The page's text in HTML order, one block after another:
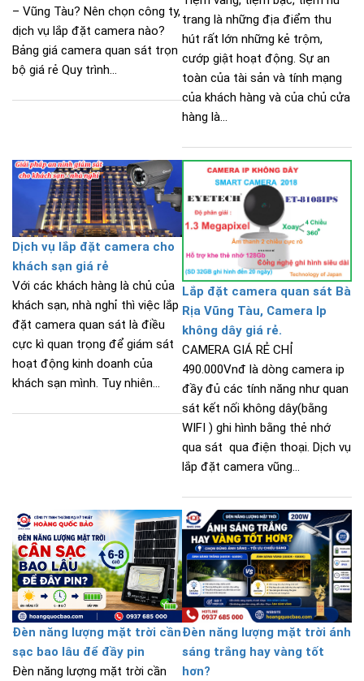
– Vũng Tàu? Nên chọn công ty,
dịch vụ lắp đặt camera nào?
Bảng giá camera quan sát trọn
bộ giá rẻ Quy trình...
trang là những địa điểm thu
hút rất lớn những kẻ trộm,
cướp giật hoạt động. Sự an
toàn của tài sản và tính mạng
của khách hàng và của chủ cửa
hàng là...
Dịch vụ lắp đặt camera cho
khách sạn giá rẻ
Với các khách hàng là chủ của
khách sạn, nhà nghỉ thì việc lắp
đặt camera quan sát là điều
cực kì quan trọng để giám sát
hoạt động kinh doanh của
khách sạn mình. Tuy nhiên...
Lắp đặt camera quan sát Bà
Rịa Vũng Tàu, Camera Ip
không dây giá rẻ.
CAMERA GIÁ RẺ CHỈ
490.000Vnđ là dòng camera ip
đầy đủ các tính năng như quan
sát kết nối không dây(bằng
WIFI ) ghi hình bằng thẻ nhớ
qua sát qua điện thoại. Dịch vụ
lắp đặt camera vũng...
Đèn năng lượng mặt trời cần
sạc bao lâu để đầy pin
Đèn năng lượng mặt trời cần
Đèn năng lượng mặt trời ánh
sáng trắng hay vàng tốt
hơn?